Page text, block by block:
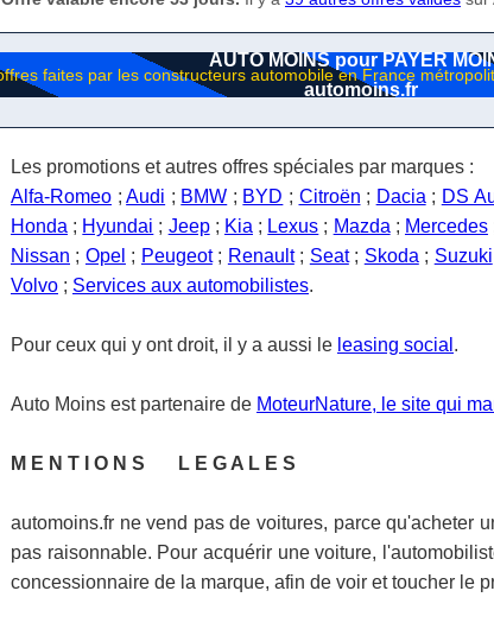
AUTO MOINS pour PAYER
automoins.fr
Les promotions et autres offres spéciales par marques :
Alfa-Romeo ;Audi ; BMW ; BYD ; Citroën ; Dacia ; DS
Honda ; Hyundai ; Jeep; Kia ; Lexus ; Mazda ; Mercedes
Nissan ; Opel ; Peugeot; Renault; Seat; Skoda ; Suzuki
Volvo ; Services aux automobilistes.
Pour ceux qui y ont droit, il y a aussi le leasing social .
Auto Moins est partenaire de MoteurNature, le site qui
M E N T I O N S L E G A L E S
automoins.fr ne vend pas de voitures, parce qu'acheter
pas raisonnable. Pour acquérir une voiture,
concessionnaire de la marque, afin de voir et toucher le